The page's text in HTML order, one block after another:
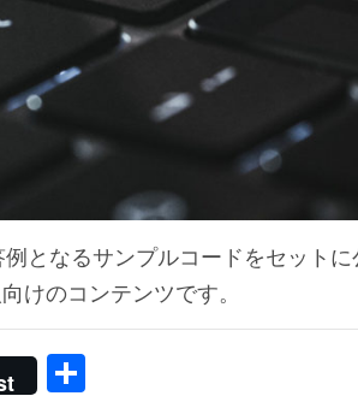
となるサンプルコードをセットに
けのコンテンツです。